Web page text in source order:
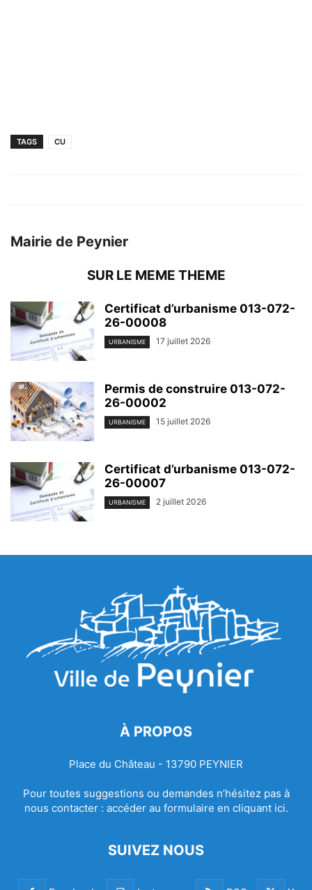
TAGS CU
Mairie de Peynier
SUR LE MEME THEME
Certificat d’urbanisme 013-072-
26-00008
URBANISME 17 juillet 2026
Permis de construire 013-072-
26-00002
URBANISME 15 juillet 2026
Certificat d’urbanisme 013-072-
26-00007
URBANISME 2 juillet 2026
À PROPOS
Place du Château - 13790 PEYNIER
Pour toutes suggestions ou demandes n’hésitez pas à
nous contacter : accéder au formulaire en cliquant ici.
SUIVEZ NOUS